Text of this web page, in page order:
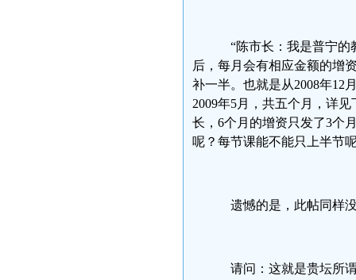
“陈市长：我是普宁的
后，每月会有相应金额的增
补一半。也就是从2008年12
2009年5月，共五个月，详
长，6个月的增资只发了3个
呢？每节课能不能只上半节
遗憾的是，此帖同样
请问：这就是贵坛所